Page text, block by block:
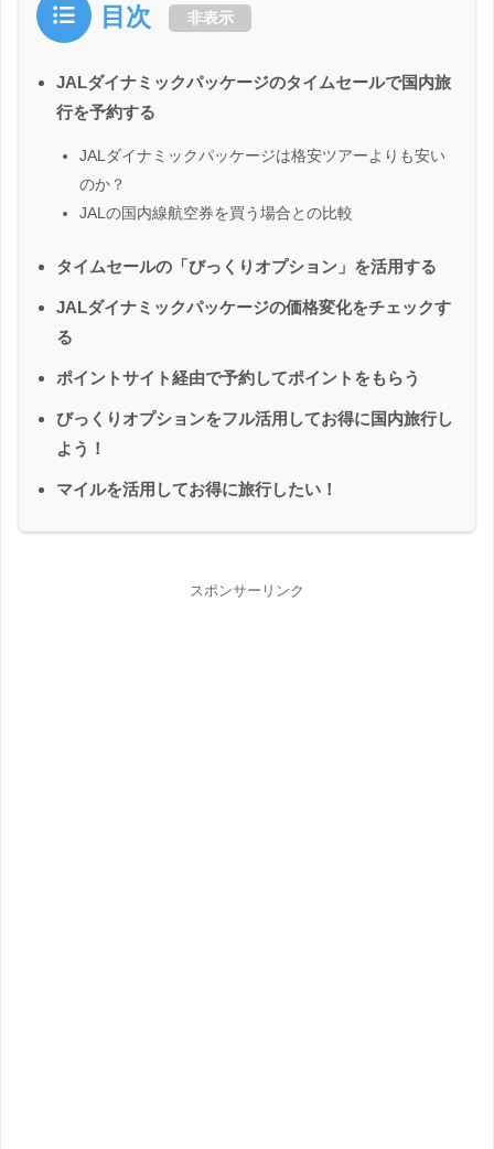
目次 非表示
JALダイナミックパッケージのタイムセールで国内旅
行を予約する
JALダイナミックパッケージは格安ツアーよりも安い
のか？
JALの国内線航空券を買う場合との比較
タイムセールの「びっくりオプション」を活用する
JALダイナミックパッケージの価格変化をチェックす
る
ポイントサイト経由で予約してポイントをもらう
びっくりオプションをフル活用してお得に国内旅行し
よう！
マイルを活用してお得に旅行したい！
スポンサーリンク